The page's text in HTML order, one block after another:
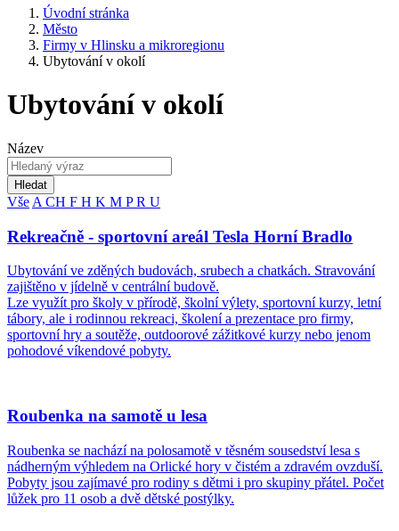
Úvodní stránka
Město
Firmy v Hlinsku a mikroregionu
Ubytování v okolí
Ubytování v okolí
Název
Hledat
Vše A CH F H K M PR U
Rekreačně - sportovní areál Tesla Horní Bradlo
Ubytování ve zděných budovách, srubech a chatkách. Stravování
zajištěno v jídelně v centrální budově.
Lze využít pro školy v přírodě, školní výlety, sportovní kurzy, letní
tábory, ale i rodinnou rekreaci, školení a prezentace pro firmy,
sportovní hry a soutěže, outdoorové zážitkové kurzy nebo jenom
pohodové víkendové pobyty.
Roubenka na samotě u lesa
Roubenka se nachází na polosamotě v těsném sousedství lesa s
nádherným výhledem na Orlické hory v čistém a zdravém ovzduší.
Pobyty jsou zajímavé pro rodiny s dětmi i pro skupiny přátel. Počet
lůžek pro 11 osob a dvě dětské postýlky.